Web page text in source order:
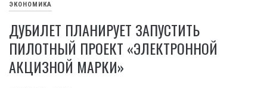
ЭКОНОМИКА
ДУБИЛЕТ ПЛАНИРУЕТ ЗАПУСТИТЬ
ПИЛОТНЫЙ ПРОЕКТ «ЭЛЕКТРОННОЙ
АКЦИЗНОЙ МАРКИ»